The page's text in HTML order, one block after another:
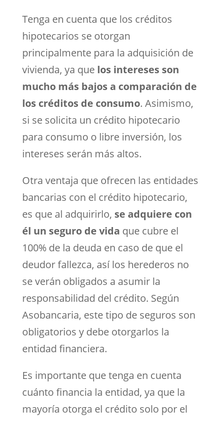
Tenga en cuenta que los créditos
hipotecarios se otorgan
principalmente para la adquisición de
vivienda, ya que los intereses son
mucho más bajos a comparación de
los créditos de consumo. Asimismo,
si se solicita un crédito hipotecario
para consumo o libre inversión, los
intereses serán más altos.
Otra ventaja que ofrecen las entidades
bancarias con el crédito hipotecario,
es que al adquirirlo, se adquiere con
él un seguro de vida que cubre el
100% de la deuda en caso de que el
deudor fallezca, así los herederos no
se verán obligados a asumir la
responsabilidad del crédito. Según
Asobancaria, este tipo de seguros son
obligatorios y debe otorgarlos la
entidad financiera.
Es importante que tenga en cuenta
cuánto financia la entidad, ya que la
mayoría otorga el crédito solo por el